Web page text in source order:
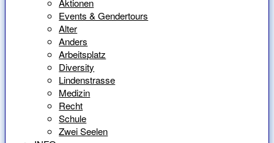
Aktionen
Events & Gendertours
Alter
Anders
Arbeitsplatz
Diversity
Lindenstrasse
Medizin
Recht
Schule
Zwei Seelen